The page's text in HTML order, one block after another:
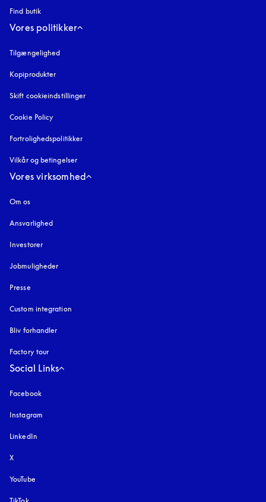
Find butik
Vores politikker
Tilgængelighed
Kopiprodukter
Skift cookieindstillinger
Cookie Policy
Fortrolighedspolitikker
Vilkår og betingelser
Vores virksomhed
Om os
Ansvarlighed
Investorer
Jobmuligheder
Presse
Custom integration
Bliv forhandler
Factory tour
Social Links
Facebook
Instagram
LinkedIn
X
YouTube